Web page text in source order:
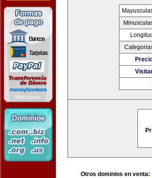
Otros dominios en venta: